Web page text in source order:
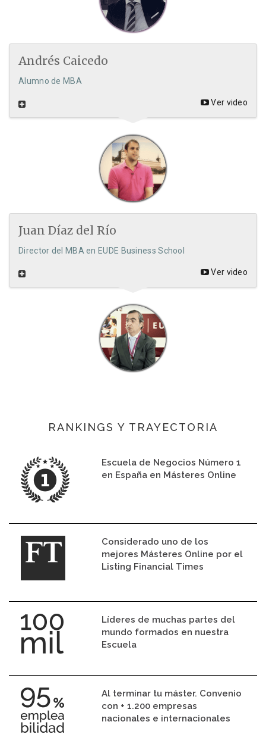
Andrés Caicedo
Alumno de MBA
Ver video
Juan Díaz del Río
Director del MBA en EUDE Business School
Ver video
RANKINGS Y TRAYECTORIA
Escuela de Negocios Número 1
en España en Másteres Online
Considerado uno de los
mejores Másteres Online por el
Listing Financial Times
Líderes de muchas partes del
mundo formados en nuestra
Escuela
Al terminar tu máster. Convenio
con + 1.200 empresas
nacionales e internacionales